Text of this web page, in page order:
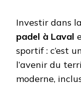
Investir dans la
padel à Laval
sportif : c’est
l’avenir du
moderne,